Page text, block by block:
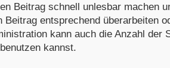
Beitrag schnell unlesbar machen
Beitrag entsprechend überarbeiten
kann auch die Anzahl der
kannst.